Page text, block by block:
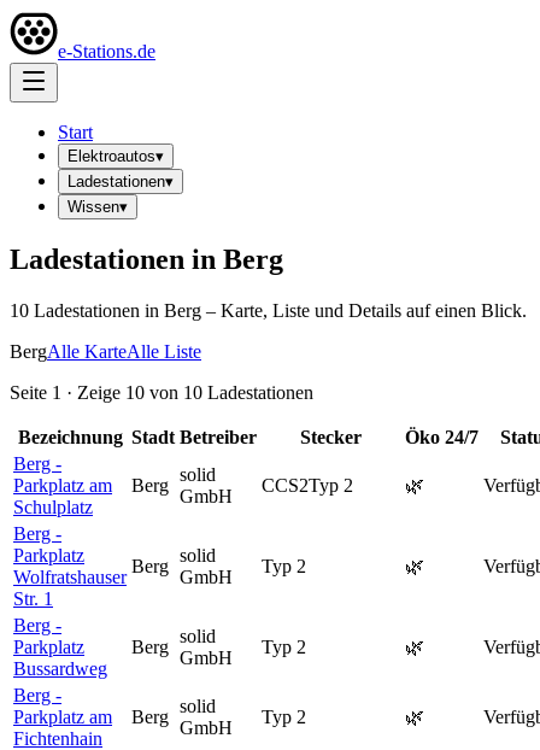
e-Stations.de
Start
Elektroautos▾
Ladestationen▾
Wissen▾
Ladestationen in Berg
10 Ladestationen in Berg – Karte, Liste und Details auf einen Blick.
BergAlle KarteAlle Liste
Seite 1 · Zeige 10 von 10 Ladestationen
Bezeichnung Stadt Betreiber Stecker Öko 24/7
Berg -
Parkplatz am
Schulplatz
Berg
solid
GmbH
CCS2Typ 2 🌿
Berg -
Parkplatz
Wolfratshauser
Str. 1
Berg
solid
GmbH
Typ 2 🌿
Berg -
Parkplatz
Bussardweg
Berg
solid
GmbH
Typ 2 🌿
Berg -
Parkplatz am
Fichtenhain
Berg
solid
GmbH
Typ 2 🌿